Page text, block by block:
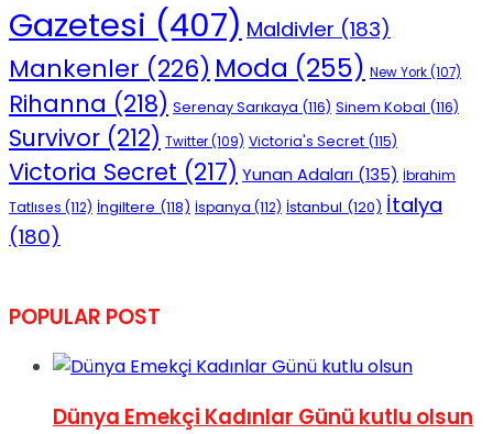
Gazetesi (407) Maldivler (183)
Mankenler (226) Moda (255) New York(107)
Rihanna (218) Serenay Sarıkaya (116) Sinem Kobal (116)
Survivor (212) Twitter(109) Victoria's Secret (115)
Victoria Secret (217) Yunan Adaları (135) İbrahim
Tatlıses (112) İngiltere (118) İspanya (112) İstanbul (120) İtalya
(180)
POPULAR POST
Dünya Emekçi Kadınlar Günü kutlu olsun